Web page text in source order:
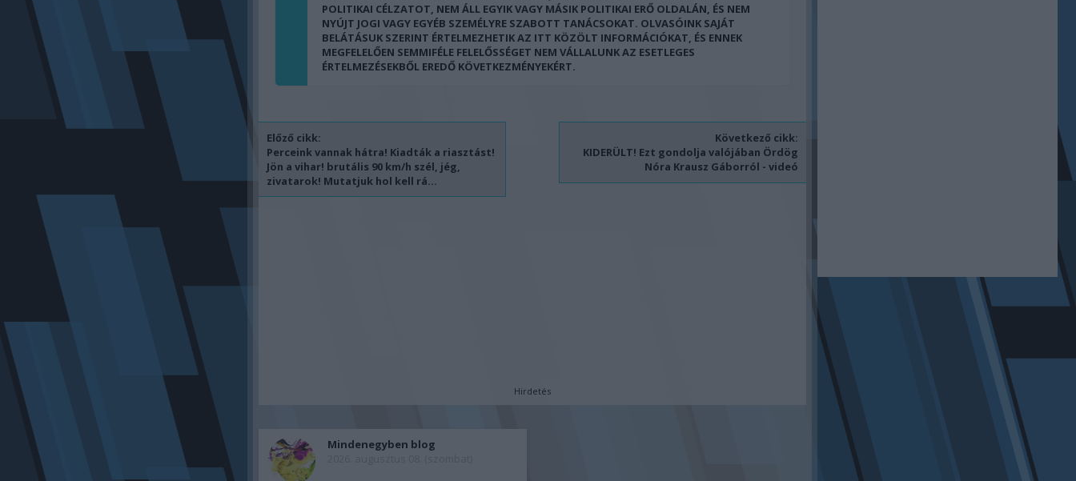
POLITIKAI CÉLZATOT, NEM ÁLL EGYIK VAGY MÁSIK POLITIKAI ERŐ OLDALÁN, ÉS NEM
NYÚJT JOGI VAGY EGYÉB SZEMÉLYRE SZABOTT TANÁCSOKAT. OLVASÓINK SAJÁT
BELÁTÁSUK SZERINT ÉRTELMEZHETIK AZ ITT KÖZÖLT INFORMÁCIÓKAT, ÉS ENNEK
MEGFELELŐEN SEMMIFÉLE FELELŐSSÉGET NEM VÁLLALUNK AZ ESETLEGES
ÉRTELMEZÉSEKBŐL EREDŐ KÖVETKEZMÉNYEKÉRT.
Előző cikk:
Perceink vannak hátra! Kiadták a riasztást!
Jön a vihar! brutális 90 km/h szél, jég,
zivatarok! Mutatjuk hol kell rá...
Következő cikk:
KIDERÜLT! Ezt gondolja valójában Ördög
Nóra Krausz Gáborról - videó
Hirdetés
Mindenegyben blog